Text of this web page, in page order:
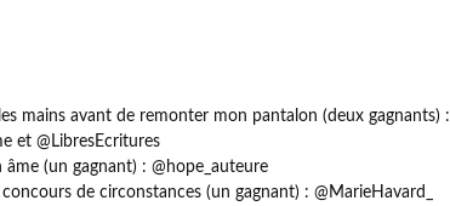
mains avant de remonter mon pantalon (deux gagnants) :
et @LibresEcritures
(un gagnant) : @hope_auteure
de circonstances (un gagnant) : @MarieHavard_